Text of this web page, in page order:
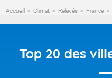
Accueil Climat Relevés France
Top 20 des